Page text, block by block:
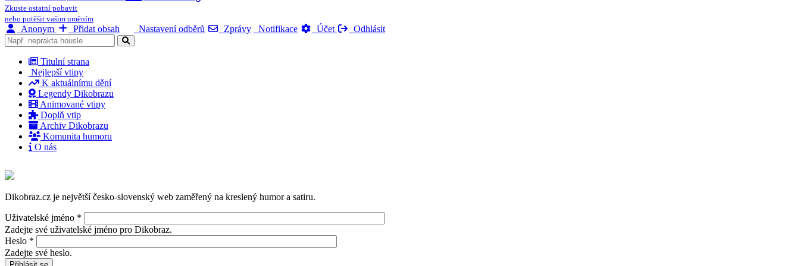
Zkuste ostatní pobavit
nebo potěšit vašim uměním
Anonym Přidat obsah Nastavení odběrů Zprávy Notifikace Účet Odhlásit
Titulní strana
Nejlepší vtipy
K aktuálnímu dění
Legendy Dikobrazu
Animované vtipy
Doplň vtip
Archiv Dikobrazu
Komunita humoru
O nás
Dikobraz.cz je největší česko-slovenský web zaměřený na kreslený humor a satiru.
Uživatelské jméno *
Zadejte své uživatelské jméno pro Dikobraz.
Heslo *
Zadejte své heslo.